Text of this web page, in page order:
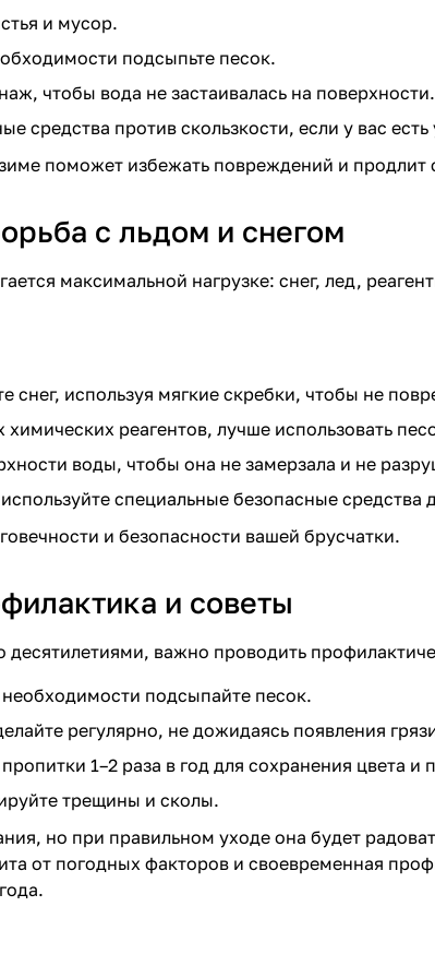
и мусор.
подсыпьте песок.
чтобы вода не застаивалась на поверхности.
средства против скользкости, если у вас
поможет избежать повреждений и
с льдом и снегом
максимальной нагрузке: снег, лед,
снег, используя мягкие скребки, чтобы не
химических реагентов, лучше использовать
воды, чтобы она не замерзала и не
специальные безопасные средства
и безопасности вашей брусчатки.
и советы
важно проводить
подсыпайте песок.
регулярно, не дожидаясь появления
1–2 раза в год для сохранения цвета и
трещины и сколы.
но при правильном уходе она будет
от погодных факторов и своевременная